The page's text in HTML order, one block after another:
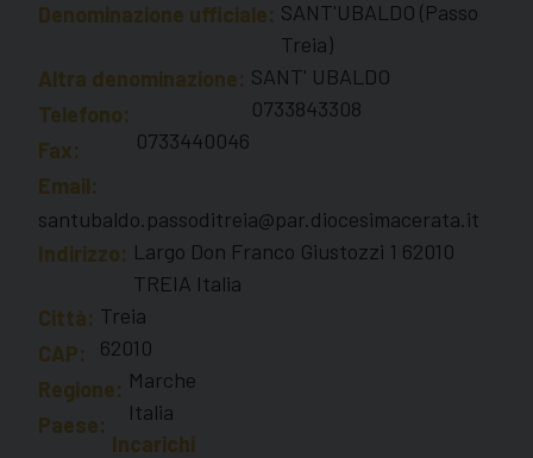
Denominazione ufficiale: SANT'UBALDO (Passo
Treia)
Altra denominazione: SANT' UBALDO
Telefono:
0733843308
Fax:
0733440046
Email:
santubaldo.passoditreia@par.diocesimacerata.it
Indirizzo: Largo Don Franco Giustozzi 1 62010
TREIA Italia
Città: Treia
CAP:
62010
Regione: Marche
Paese:
Italia
Incarichi